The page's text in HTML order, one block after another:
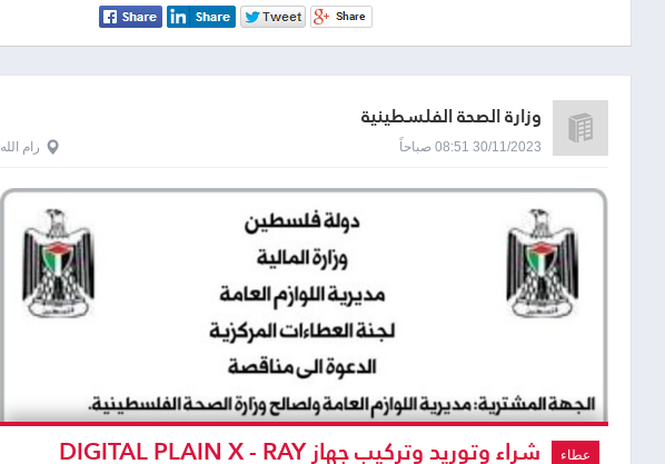
وزارة الصحة الفلسطينية
30/11/2023 08:51 صباحاً رام الله
عطاء شراء وتوريد وتركيب جهاز DIGITAL PLAIN X - RAY